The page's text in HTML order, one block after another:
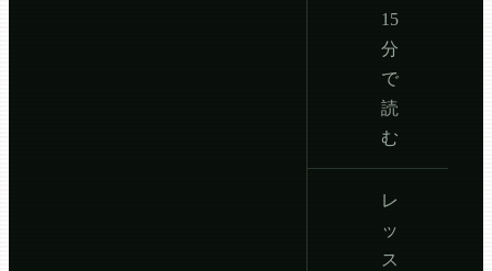
15
分
で
読
む
レ
ッ
ス